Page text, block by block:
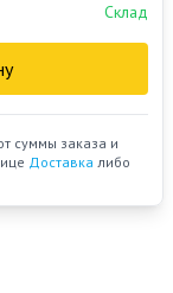
Склад
суммы заказа и
Доставка либо